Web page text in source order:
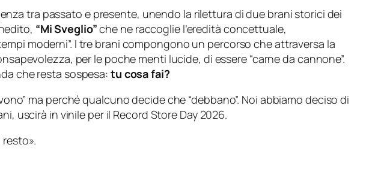
tra passato e presente, unendo la rilettura di due brani storici dei
“Mi Sveglio”che ne raccoglie l’eredità concettuale,
moderni”. I tre brani compongono un percorso che attraversa la
per le poche menti lucide, di essere “carne da cannone”.
che resta sospesa: tu cosa fai?
ma perché qualcuno decide che “debbano”. Noi abbiamo deciso di
uscirà in vinile per il Record Store Day 2026.